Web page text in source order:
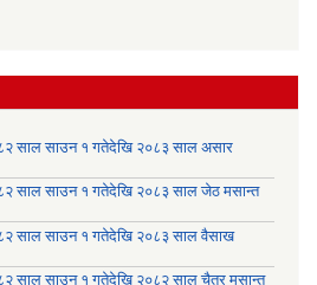
साल साउन १ गतेदेखि २०८३ साल असार
साल साउन १ गतेदेखि २०८३ साल जेठ मसान्त
साल साउन १ गतेदेखि २०८३ साल वैसाख
साल साउन १ गतेदेखि २०८२ साल चैत्र मसान्त